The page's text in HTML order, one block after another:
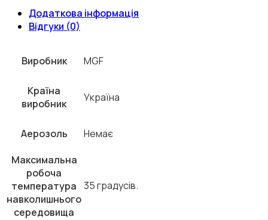
Додаткова інформація
Відгуки (0)
Виробник MGF
Країна
виробник
Україна
Аерозоль
Немає
Максимальна
робоча
температура
навколишнього
середовища
35 градусів.